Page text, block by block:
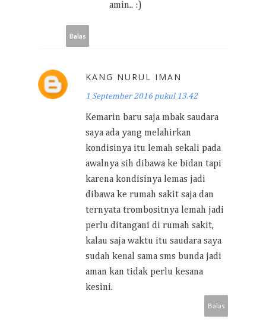
amin.. :)
Balas
KANG NURUL IMAN
1 September 2016 pukul 13.42
Kemarin baru saja mbak saudara
saya ada yang melahirkan
kondisinya itu lemah sekali pada
awalnya sih dibawa ke bidan tapi
karena kondisinya lemas jadi
dibawa ke rumah sakit saja dan
ternyata trombositnya lemah jadi
perlu ditangani di rumah sakit,
kalau saja waktu itu saudara saya
sudah kenal sama sms bunda jadi
aman kan tidak perlu kesana
kesini.
Balas